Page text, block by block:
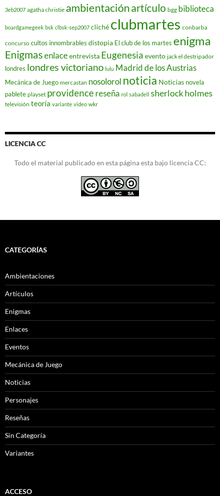
3eb2007 agatha christie ambientación artículo bgg biblioteca
boardgamegeek bsk clbsk-sep2007 cliché clubmartes conbarba
concurso cultos innombrables distopia El club de los martes enigma
Enigmasenlaceentrevista Eugenesia evento jack el destripador
londres londres victoriano lulu Madrid de los Austrias
Mecánica de Juego mercastan nosolorol noticia Noticias novela
pablete playset providencereseña rol sabadell sherlock holmes
televisión teoría variante video wkr
LICENCIA CC
Todo el material publicado en esta página esta bajo licencia CC:
CATEGORÍAS
Ambientaciones
Artículos
Enigmas
Enlaces
Eventos
Mecánica de Juego
Noticias
Personajes
Reseñas
Sin Categoría
Variantes
ACCESO